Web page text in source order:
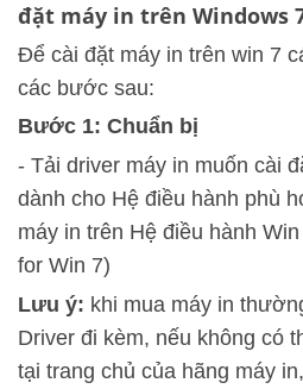
đặt máy in trên Windows
Để cài đặt máy in trên win 7
các bước sau:
Bước 1: Chuẩn bị
- Tải driver máy in muốn cài
dành cho Hệ điều hành phù
máy in trên Hệ điều hành
for Win 7)
Lưu ý: khi mua máy in
Driver đi kèm, nếu không có
tại trang chủ của hãng máy